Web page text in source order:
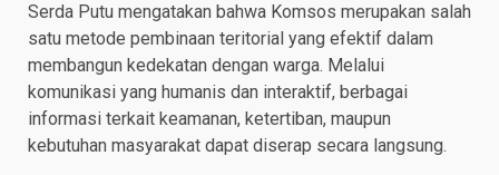
Serda Putu mengatakan bahwa Komsos merupakan salah
satu metode pembinaan teritorial yang efektif dalam
membangun kedekatan dengan warga. Melalui
komunikasi yang humanis dan interaktif, berbagai
informasi terkait keamanan, ketertiban, maupun
kebutuhan masyarakat dapat diserap secara langsung.